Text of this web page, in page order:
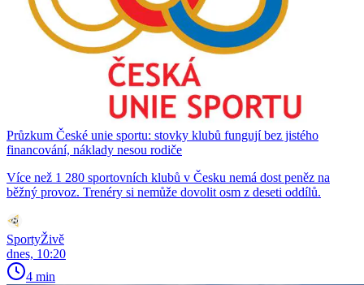
Průzkum České unie sportu: stovky klubů fungují bez jistého
financování, náklady nesou rodiče
Více než 1 280 sportovních klubů v Česku nemá dost peněz na
běžný provoz. Trenéry si nemůže dovolit osm z deseti oddílů.
SportyŽivě
dnes, 10:20
4 min